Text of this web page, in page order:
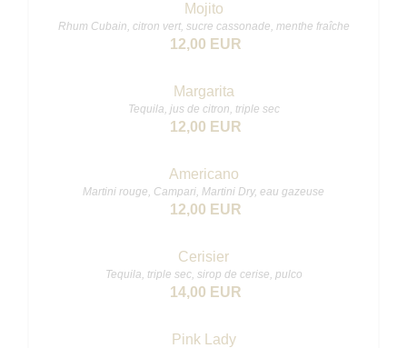
Mojito
Rhum Cubain, citron vert, sucre cassonade, menthe fraîche
12,00 EUR
Margarita
Tequila, jus de citron, triple sec
12,00 EUR
Americano
Martini rouge, Campari, Martini Dry, eau gazeuse
12,00 EUR
Cerisier
Tequila, triple sec, sirop de cerise, pulco
14,00 EUR
Pink Lady